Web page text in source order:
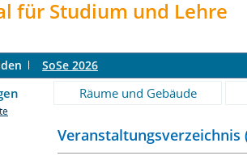
für Studium und Lehre
SoSe 2026
Räume und Gebäude
Veranstaltungsverzeichnis